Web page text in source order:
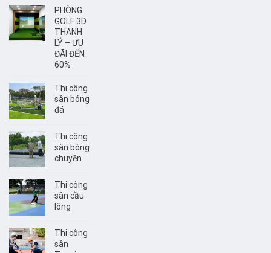
PHÒNG
GOLF 3D
THANH
LÝ – ƯU
ĐÃI ĐẾN
60%
Thi công
sân bóng
đá
Thi công
sân bóng
chuyền
Thi công
sân cầu
lông
Thi công
sân